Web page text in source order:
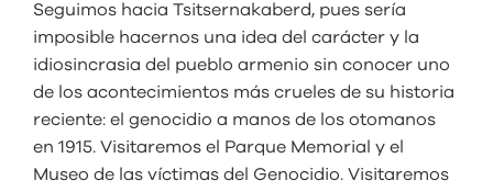
Seguimos hacia Tsitsernakaberd, pues sería
imposible hacernos una idea del carácter y la
idiosincrasia del pueblo armenio sin conocer uno
de los acontecimientos más crueles de su historia
reciente: el genocidio a manos de los otomanos
en 1915. Visitaremos el Parque Memorial y el
Museo de las víctimas del Genocidio. Visitaremos